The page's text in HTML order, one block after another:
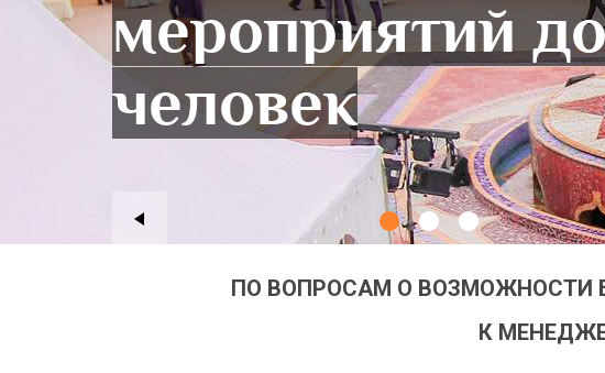
мероприятий
человек
ПО ВОПРОСАМ О ВОЗМОЖНОСТИ
К